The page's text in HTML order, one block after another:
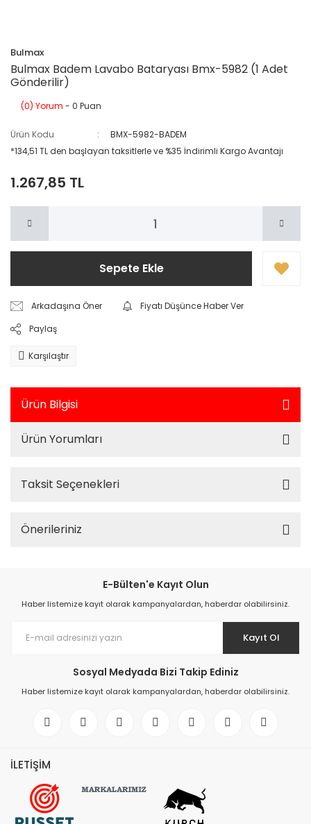
Bulmax
Bulmax Badem Lavabo Bataryası Bmx-5982 (1 Adet
Gönderilir)
(0) Yorum - 0 Puan
Ürün Kodu
BMX-5982-BADEM
*134,51 TL den başlayan taksitlerle ve %35 İndirimli Kargo Avantajı
1.267,85 TL
Sepete Ekle
Arkadaşına Öner
Fiyatı Düşünce Haber Ver
Paylaş
Karşılaştır
Ürün Bilgisi
Ürün Yorumları
Taksit Seçenekleri
Önerileriniz
E-Bülten'e Kayıt Olun
Haber listemize kayıt olarak kampanyalardan, haberdar olabilirsiniz.
Kayıt Ol
Sosyal Medyada Bizi Takip Ediniz
Haber listemize kayıt olarak kampanyalardan, haberdar olabilirsiniz.
İLETİŞİM